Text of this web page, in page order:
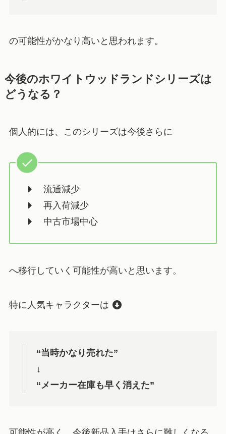
の可能性がかなり高いと思われます。
今後のホワイトウッドランドシリーズは
どうなる？
個人的には、このシリーズは今後さらに
流通減少
再入荷減少
中古市場中心
へ移行していく可能性が高いと思います。
特に人気キャラクターは
“当時かなり売れた”
↓
“メーカー在庫も早く消えた”